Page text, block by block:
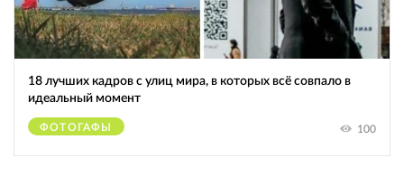
18 лучших кадров с улиц мира, в которых всё совпало в
идеальный момент
ФОТОГАФЫ 100